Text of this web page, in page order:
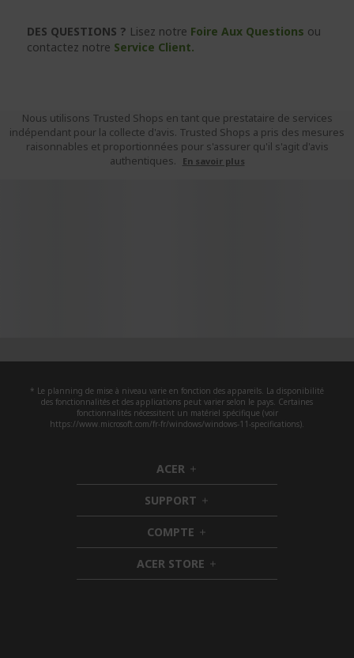
DES QUESTIONS ? Lisez notre Foire Aux Questions ou
contactez notre Service Client.
Nous utilisons Trusted Shops en tant que prestataire de services
indépendant pour la collecte d'avis. Trusted Shops a pris des mesures
raisonnables et proportionnées pour s'assurer qu'il s'agit d'avis
authentiques.
En savoir plus
* Le planning de mise à niveau varie en fonction des appareils. La disponibilité
des fonctionnalités et des applications peut varier selon le pays. Certaines
fonctionnalités nécessitent un matériel spécifique (voir
https://www.microsoft.com/fr-fr/windows/windows-11-specifications).
ACER h
i
d
d
e
n
SUPPORT h
i
d
d
e
n
COMPTE h
i
d
d
ACER STORE h
i